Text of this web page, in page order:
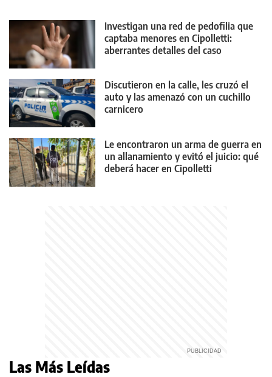
Investigan una red de pedofilia que
captaba menores en Cipolletti:
aberrantes detalles del caso
Discutieron en la calle, les cruzó el
auto y las amenazó con un cuchillo
carnicero
Le encontraron un arma de guerra en
un allanamiento y evitó el juicio: qué
deberá hacer en Cipolletti
Las Más Leídas